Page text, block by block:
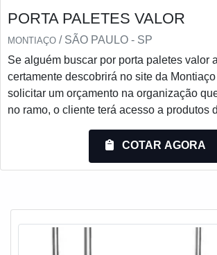
PORTA PALETES VALOR
MONTIAÇO / SÃO PAULO - SP
Se alguém buscar por porta paletes valor
certamente descobrirá no site da
solicitar um orçamento na organização
no ramo, o cliente terá acesso a produtos
venda.Quando o assunto é porta paletes
Montiaço Estruturas o cliente encontrará
COTAR AGORA